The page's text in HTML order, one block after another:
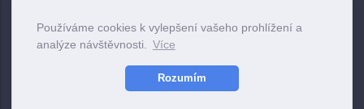
Používáme cookies k vylepšení vašeho prohlížení a
analýze návštěvnosti.
Více
Rozumím
www.vszahrady.cz